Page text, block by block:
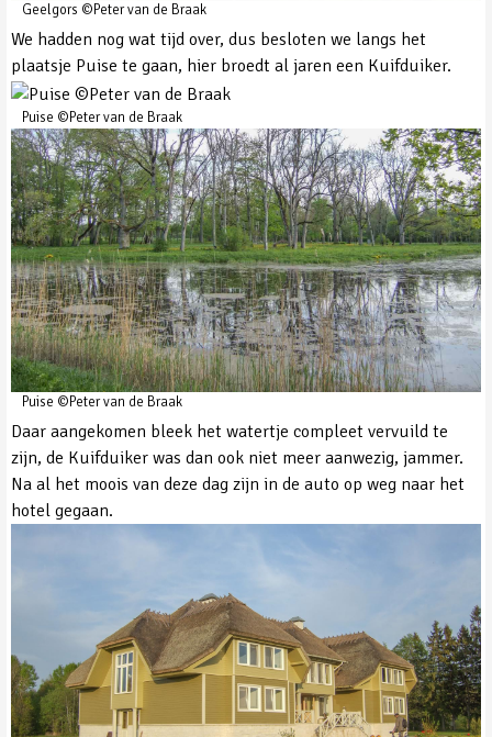
Geelgors ©Peter van de Braak
We hadden nog wat tijd over, dus besloten we langs het
plaatsje Puise te gaan, hier broedt al jaren een Kuifduiker.
Puise ©Peter van de Braak
Puise ©Peter van de Braak
Daar aangekomen bleek het watertje compleet vervuild te
zijn, de Kuifduiker was dan ook niet meer aanwezig, jammer.
Na al het moois van deze dag zijn in de auto op weg naar het
hotel gegaan.